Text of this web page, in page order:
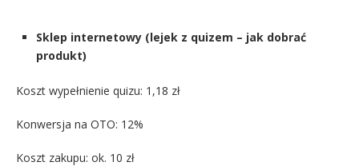
Sklep internetowy (lejek z quizem – jak dobrać
produkt)
Koszt wypełnienie quizu: 1,18 zł
Konwersja na OTO: 12%
Koszt zakupu: ok. 10 zł